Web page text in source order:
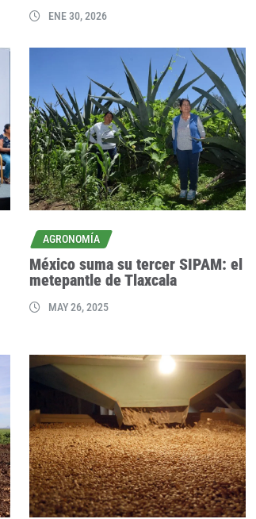
ENE 30, 2026
AGRONOMÍA
México suma su tercer SIPAM: el
metepantle de Tlaxcala
MAY 26, 2025